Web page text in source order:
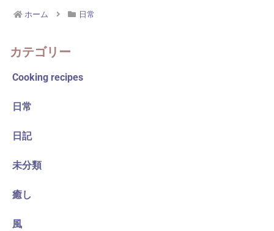
ホーム 日常
カテゴリー
Cooking recipes
日常
日記
未分類
癒し
風